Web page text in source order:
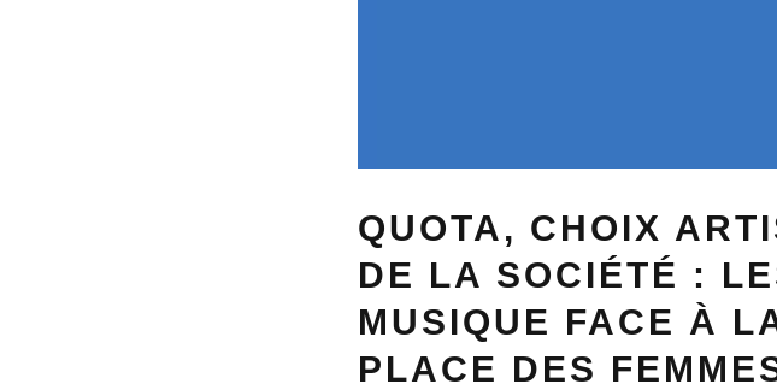
QUOTA, CHOIX
DE LA SOCIÉTÉ :
MUSIQUE FACE À
PLACE DES